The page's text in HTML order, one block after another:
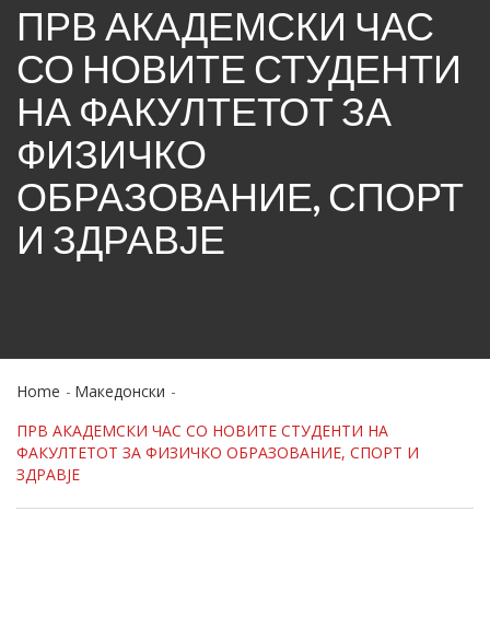
ПРВ АКАДЕМСКИ ЧАС
СО НОВИТЕ СТУДЕНТИ
НА ФАКУЛТЕТОТ ЗА
ФИЗИЧКО
ОБРАЗОВАНИЕ, СПОРТ
И ЗДРАВЈЕ
Home
Македонски
ПРВ АКАДЕМСКИ ЧАС СО НОВИТЕ СТУДЕНТИ НА
ФАКУЛТЕТОТ ЗА ФИЗИЧКО ОБРАЗОВАНИЕ, СПОРТ И
ЗДРАВЈЕ